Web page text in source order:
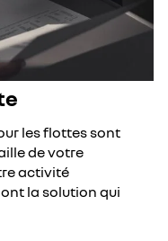
les flottes sont
de votre
activité
la solution qui